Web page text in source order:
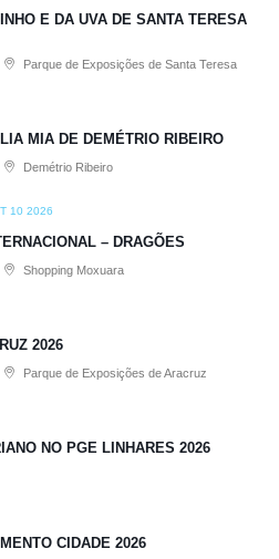
E DA UVA DE SANTA TERESA
Parque de Exposições de Santa Teresa
MIA DE DEMÉTRIO RIBEIRO
Demétrio Ribeiro
10 2026
– DRAGÕES
Shopping Moxuara
2026
Parque de Exposições de Aracruz
NO PGE LINHARES 2026
CIDADE 2026